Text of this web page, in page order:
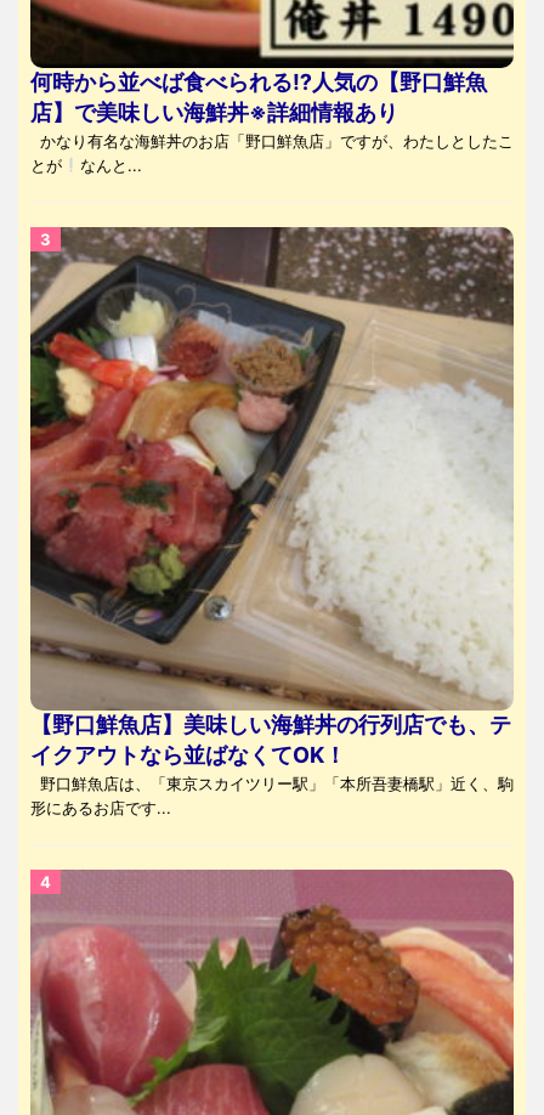
何時から並べば食べられる⁉人気の【野口鮮魚
店】で美味しい海鮮丼※詳細情報あり
かなり有名な海鮮丼のお店「野口鮮魚店」ですが、わたしとしたこ
とが
なんと...
【野口鮮魚店】美味しい海鮮丼の行列店でも、テ
イクアウトなら並ばなくてOK！
野口鮮魚店は、「東京スカイツリー駅」「本所吾妻橋駅」近く、駒
形にあるお店です...